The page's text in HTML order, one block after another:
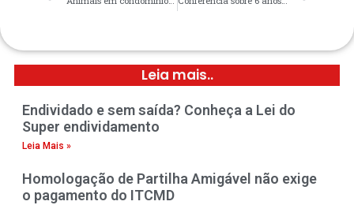
Leia mais..
Endividado e sem saída? Conheça a Lei do
Super endividamento
Leia Mais »
Homologação de Partilha Amigável não exige
o pagamento do ITCMD